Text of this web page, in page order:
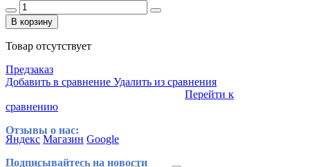
В корзину
Товар отсутствует
Предзаказ
Добавить в сравнение Удалить из сравнения
Перейти к
сравнению
Отзывы о нас:
Яндекс Магазин Google
Подписывайтесь на новости